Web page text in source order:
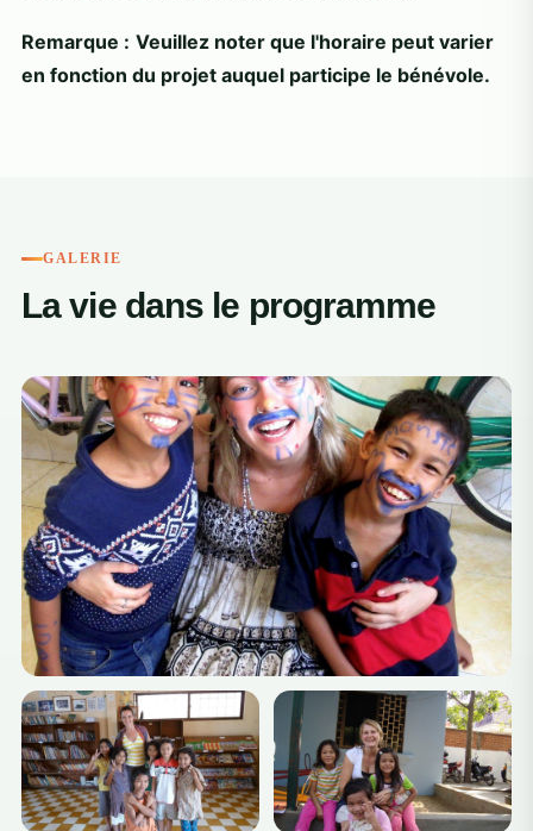
Remarque : Veuillez noter que l'horaire peut varier
en fonction du projet auquel participe le bénévole.
GALERIE
La vie dans le programme